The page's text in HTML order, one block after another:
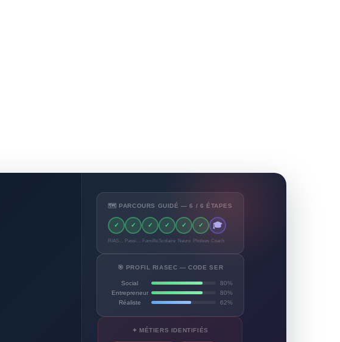
🗺️ PARCOURS GUIDÉ — 6 / 6 ÉTAPES
✓ ✓ ✓ ✓ ✓ ✓ 🎓
Famille Scolaire Neuro Phobies Coach
🎯 PROFIL RIASEC — CODE SER
Social
80%
Entrepreneur
80%
Réaliste
62%
✦ MÉTIERS IDENTIFIÉS